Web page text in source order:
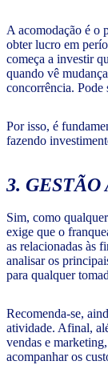
A acomodação é o
obter lucro em
começa a investir
quando vê
concorrência. Pode
Por isso, é
fazendo
3.
Sim, como
exige que o
as relacionadas às
analisar os
para qualquer
Recomenda-se,
atividade. Afinal,
vendas e
acompanhar os